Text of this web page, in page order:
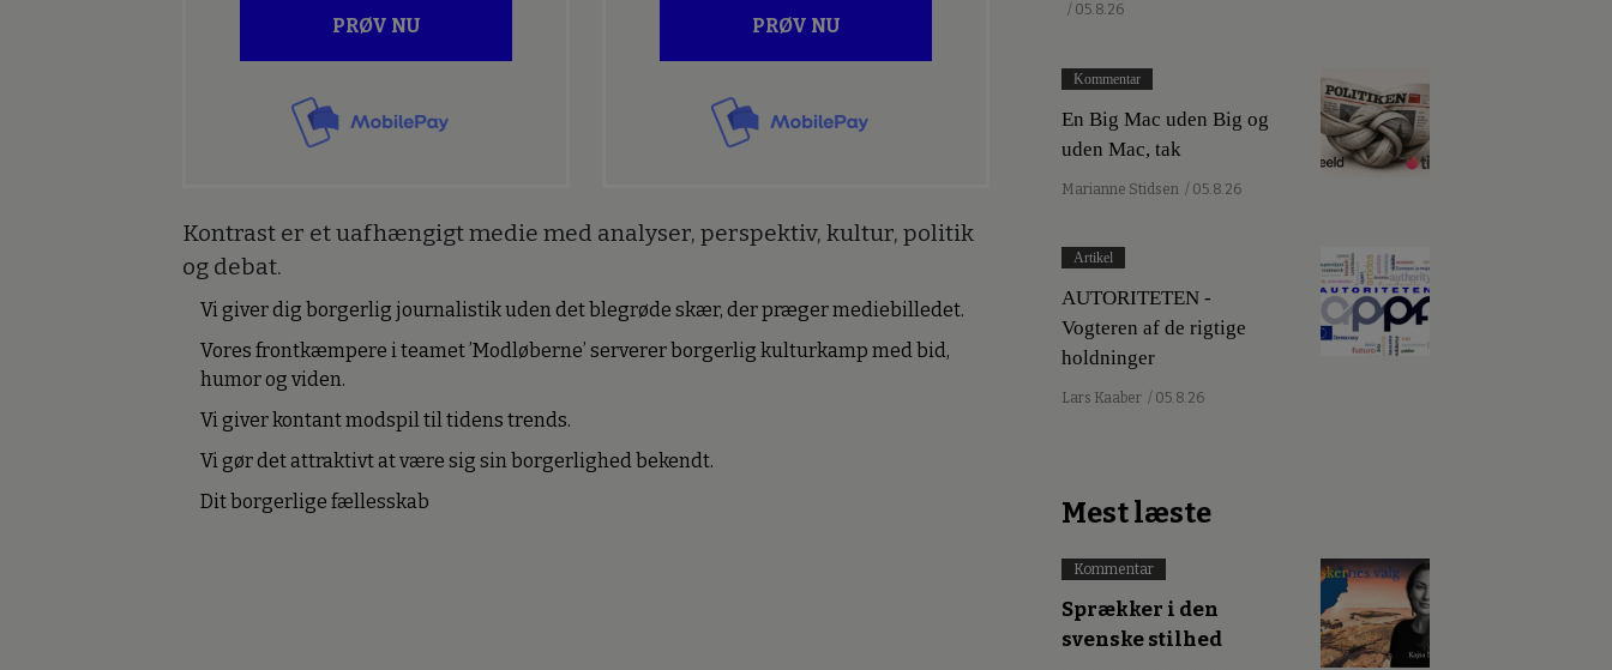
PRØV NU PRØV NU
Kontrast er et uafhængigt medie med analyser, perspektiv, kultur, politik
og debat.
Vi giver dig borgerlig journalistik uden det blegrøde skær, der præger mediebilledet.
Vores frontkæmpere i teamet ’Modløberne’ serverer borgerlig kulturkamp med bid,
humor og viden.
Vi giver kontant modspil til tidens trends.
Vi gør det attraktivt at være sig sin borgerlighed bekendt.
Dit borgerlige fællesskab
/ 05.8.26
Kommentar
En Big Mac uden Big og
uden Mac, tak
Marianne Stidsen / 05.8.26
Artikel
AUTORITETEN -
Vogteren af de rigtige
holdninger
Lars Kaaber / 05.8.26
Mest læste
Kommentar
Sprækker i den
svenske stilhed